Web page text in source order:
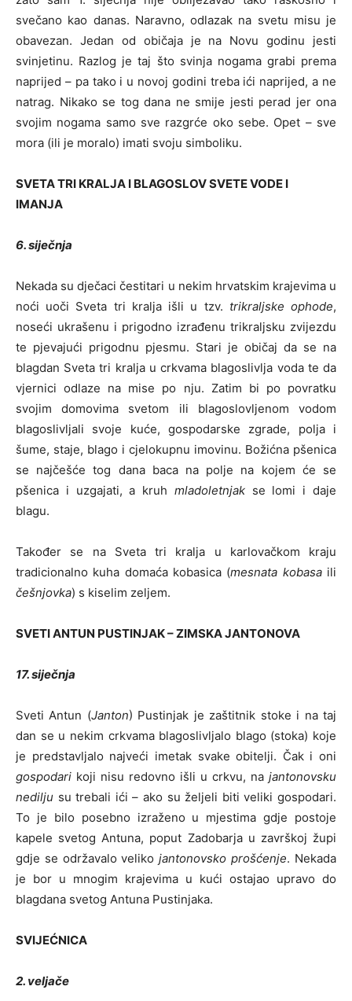
svečano kao danas. Naravno, odlazak na svetu misu je
obavezan. Jedan od običaja je na Novu godinu jesti
svinjetinu. Razlog je taj što svinja nogama grabi prema
naprijed – pa tako i u novoj godini treba ići naprijed, a ne
natrag. Nikako se tog dana ne smije jesti perad jer ona
svojim nogama samo sve razgrće oko sebe. Opet – sve
mora (ili je moralo) imati svoju simboliku.
SVETA TRI KRALJA I BLAGOSLOV SVETE VODE I
IMANJA
6. siječnja
Nekada su dječaci čestitari u nekim hrvatskim krajevima u
noći uoči Sveta tri kralja išli u tzv. trikraljske ophode,
noseći ukrašenu i prigodno izrađenu trikraljsku zvijezdu
te pjevajući prigodnu pjesmu. Stari je običaj da se na
blagdan Sveta tri kralja u crkvama blagoslivlja voda te da
vjernici odlaze na mise po nju. Zatim bi po povratku
svojim domovima svetom ili blagoslovljenom vodom
blagoslivljali svoje kuće, gospodarske zgrade, polja i
šume, staje, blago i cjelokupnu imovinu. Božićna pšenica
se najčešće tog dana baca na polje na kojem će se
pšenica i uzgajati, a kruh mladoletnjakse lomi i daje
blagu.
Također se na Sveta tri kralja u karlovačkom kraju
tradicionalno kuha domaća kobasica (mesnata kobasaili
češnjovka) s kiselim zeljem.
SVETI ANTUN PUSTINJAK – ZIMSKA JANTONOVA
17. siječnja
Sveti Antun (Janton) Pustinjak je zaštitnik stoke i na taj
dan se u nekim crkvama blagoslivljalo blago (stoka) koje
je predstavljalo najveći imetak svake obitelji. Čak i oni
gospodari koji nisu redovno išli u crkvu, na jantonovsku
nedilju su trebali ići – ako su željeli biti veliki gospodari.
To je bilo posebno izraženo u mjestima gdje postoje
kapele svetog Antuna, poput Zadobarja u završkoj župi
gdje se održavalo velikojantonovsko prošćenje. Nekada
je bor u mnogim krajevima u kući ostajao upravo do
blagdana svetog Antuna Pustinjaka.
SVIJEĆNICA
2. veljače